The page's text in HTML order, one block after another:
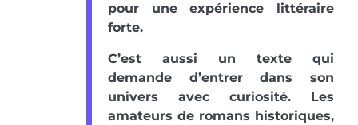
pour une expérience littéraire
forte.
C’est aussi un texte qui
demande d’entrer dans son
univers avec curiosité. Les
amateurs de romans historiques,